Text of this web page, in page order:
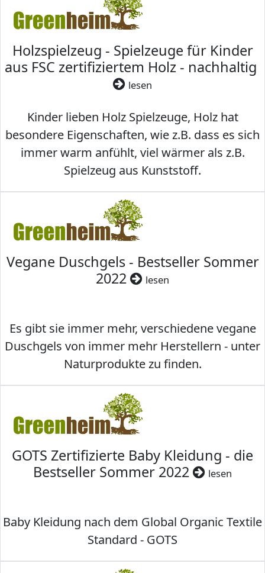
Holzspielzeug - Spielzeuge für Kinder
aus FSC zertifiziertem Holz - nachhaltig
lesen
Kinder lieben Holz Spielzeuge, Holz hat
besondere Eigenschaften, wie z.B. dass es sich
immer warm anfühlt, viel wärmer als z.B.
Spielzeug aus Kunststoff.
Vegane Duschgels - Bestseller Sommer
2022
lesen
Es gibt sie immer mehr, verschiedene vegane
Duschgels von immer mehr Herstellern - unter
Naturprodukte zu finden.
GOTS Zertifizierte Baby Kleidung - die
Bestseller Sommer 2022
lesen
Baby Kleidung nach dem Global Organic Textile
Standard - GOTS